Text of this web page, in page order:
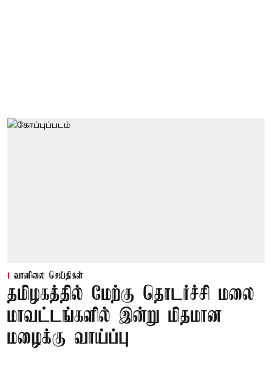
வானிலை செய்திகள்
தமிழகத்தில் மேற்கு தொடர்ச்சி மலை
மாவட்டங்களில் இன்று மிதமான
மழைக்கு வாய்ப்பு